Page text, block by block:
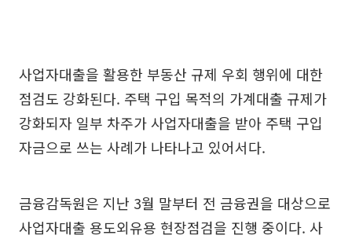
사업자대출을 활용한 부동산 규제 우회 행위에 대한
점검도 강화된다. 주택 구입 목적의 가계대출 규제가
강화되자 일부 차주가 사업자대출을 받아 주택 구입
자금으로 쓰는 사례가 나타나고 있어서다.
금융감독원은 지난 3월 말부터 전 금융권을 대상으로
사업자대출 용도외유용 현장점검을 진행 중이다. 사